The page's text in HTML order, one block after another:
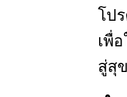
โป
เพื่
สู่สุ